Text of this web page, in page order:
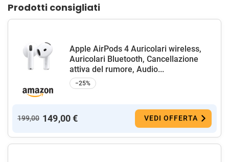
Prodotti consigliati
Apple AirPods 4 Auricolari wireless,
Auricolari Bluetooth, Cancellazione
attiva del rumore, Audio...
−25%
199,00 149,00 € VEDI OFFERTA